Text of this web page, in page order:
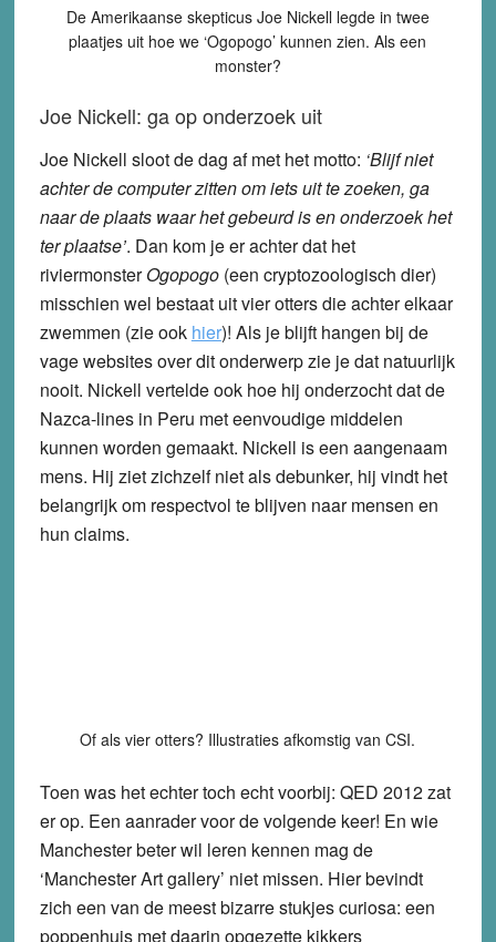
De Amerikaanse skepticus Joe Nickell legde in twee
plaatjes uit hoe we ‘Ogopogo’ kunnen zien. Als een
monster?
Joe Nickell: ga op onderzoek uit
Joe Nickell sloot de dag af met het motto: ‘Blijf niet
achter de computer zitten om iets uit te zoeken, ga
naar de plaats waar het gebeurd is en onderzoek het
ter plaatse’. Dan kom je er achter dat het
riviermonsterOgopogo(een cryptozoologisch dier)
misschien wel bestaat uit vier otters die achter elkaar
zwemmen (zie ook hier)! Als je blijft hangen bij de
vage websites over dit onderwerp zie je dat natuurlijk
nooit. Nickell vertelde ook hoe hij onderzocht dat de
Nazca-lines in Peru met eenvoudige middelen
kunnen worden gemaakt. Nickell is een aangenaam
mens. Hij ziet zichzelf niet als debunker, hij vindt het
belangrijk om respectvol te blijven naar mensen en
hun claims.
Of als vier otters? Illustraties afkomstig van CSI.
Toen was het echter toch echt voorbij: QED 2012 zat
er op. Een aanrader voor de volgende keer! En wie
Manchester beter wil leren kennen mag de
‘Manchester Art gallery’ niet missen. Hier bevindt
zich een van de meest bizarre stukjes curiosa: een
poppenhuis met daarin opgezette kikkers